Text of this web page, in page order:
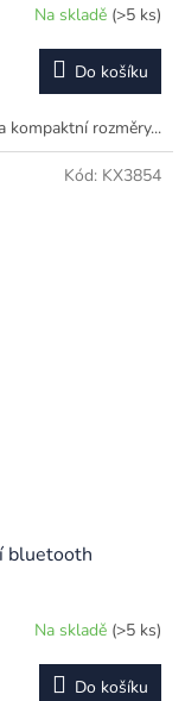
Na skladě (>5 ks)
Do košíku
kompaktní rozměry...
bluetooth
Na skladě (>5 ks)
Do košíku
Kód: KX3854